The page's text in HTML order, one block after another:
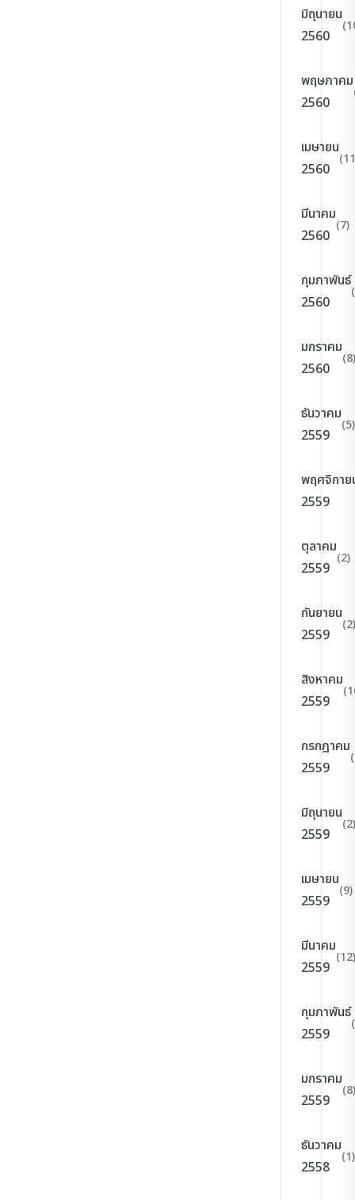
มิถุนายน
2560
พฤษภาคม
2560
เมษายน
2560
มีนาคม
2560
(7)
กุมภาพันธ์
2560
มกราคม
2560
(8)
ธันวาคม
2559
(5)
พฤศจิกาย
2559
ตุลาคม
2559
(2)
กันยายน
2559
(2)
สิงหาคม
2559
กรกฎาคม
2559
มิถุนายน
2559
(2)
เมษายน
2559
(9)
มีนาคม
2559
(12)
กุมภาพันธ์
2559
มกราคม
2559
(8)
ธันวาคม
2558
(1)